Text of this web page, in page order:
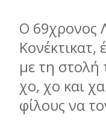
O 69χρονος
Κονέκτικατ,
µε τη στολή
χο, χο και
φίλους να